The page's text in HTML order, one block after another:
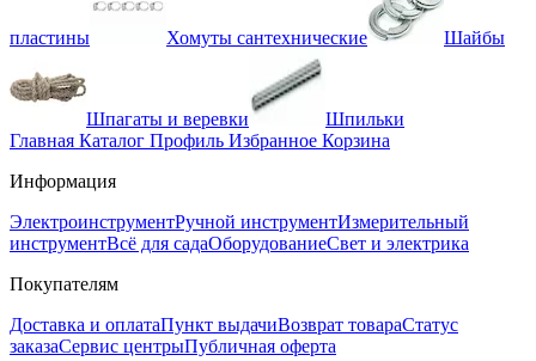
пластины Хомуты сантехнические Шайбы
Шпагаты и веревки
Шпильки
Главная Каталог Профиль Избранное Корзина
Информация
ЭлектроинструментРучной инструментИзмерительный
инструментВсё для садаОборудованиеСвет и электрика
Покупателям
Доставка и оплатаПункт выдачиВозврат товараСтатус
заказаСервис центрыПубличная оферта